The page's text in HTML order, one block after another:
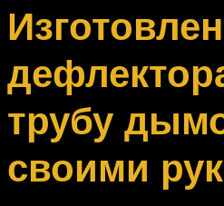
Меню
трубу
своими